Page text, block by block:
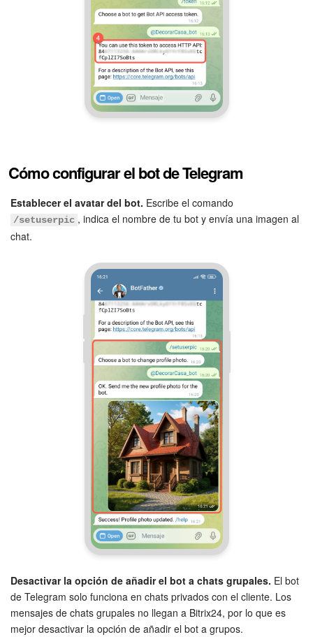
Cómo configurar el bot de Telegram
Establecer el avatar del bot. Escribe el comando
/setuserpic , indica el nombre de tu bot y envía una imagen al
chat.
Desactivar la opción de añadir el bot a chats grupales. El bot
de Telegram solo funciona en chats privados con el cliente. Los
mensajes de chats grupales no llegan a Bitrix24, por lo que es
mejor desactivar la opción de añadir el bot a grupos.